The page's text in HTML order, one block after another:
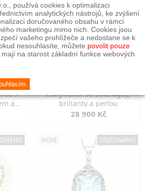
s
a
Zlatý kolier se smaragdy,
brilianty a perlou
28 900 Kč
NOVÉ OBJEDNÁNO
používá cookies k optimalizaci
analytických nástrojů, ke zvýšení
doručovaného obsahu v rámci
marketingu mimo nich. Cookies jsou
vašeho prohlížeče a nedostane se k
nesouhlasíte, můžete povolit pouze
na starost základní funkce webových